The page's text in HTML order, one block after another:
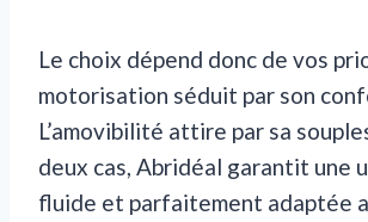
Le choix dépend donc de vos
motorisation séduit par son
L’amovibilité attire par sa
deux cas, Abridéal garantit une
fluide et parfaitement adaptée